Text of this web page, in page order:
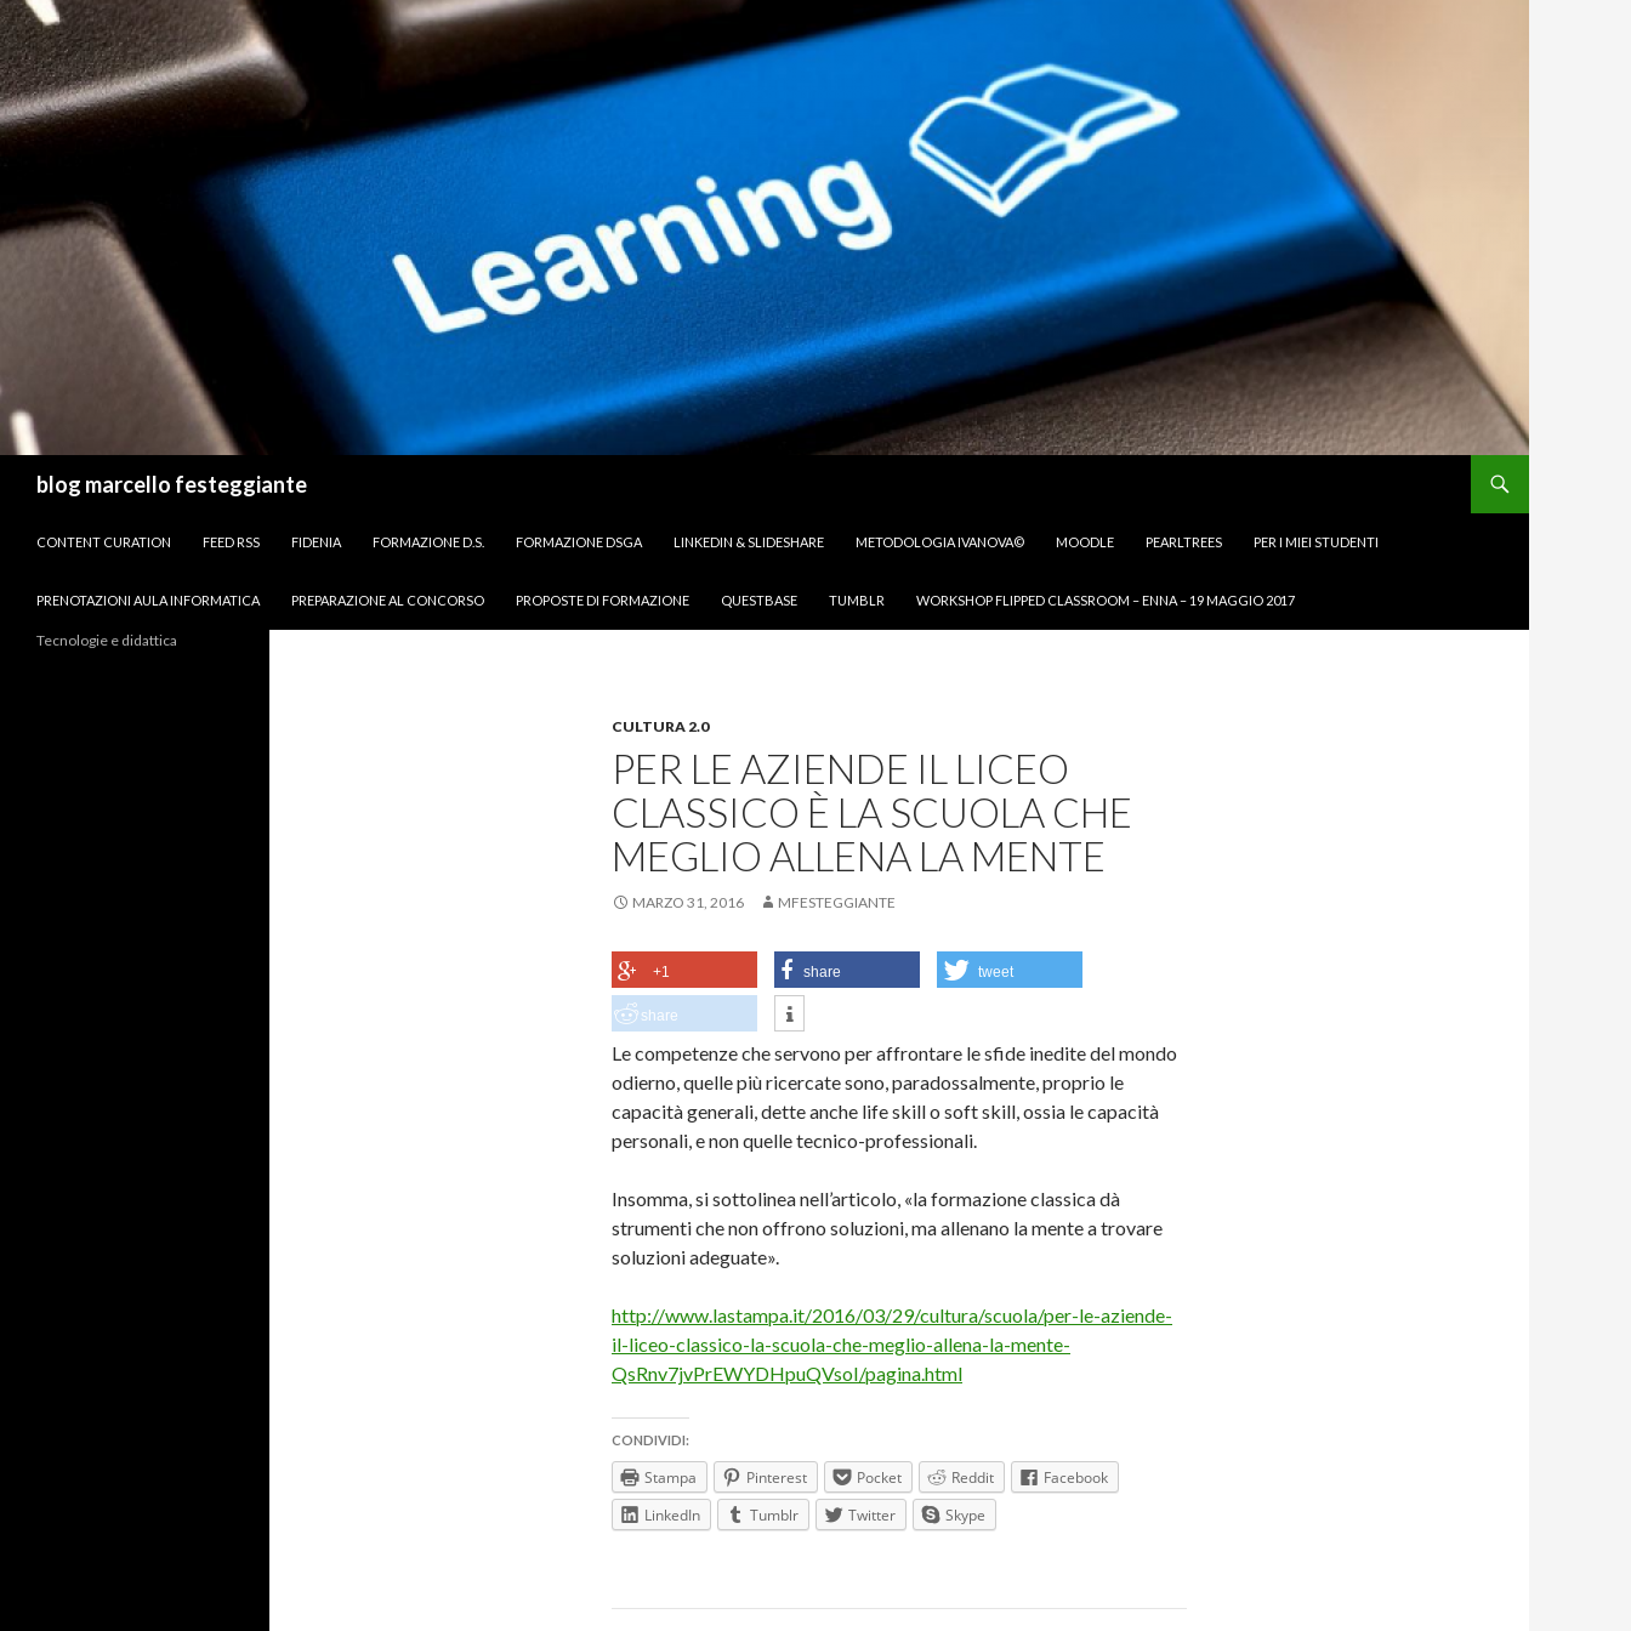
blog marcello festeggiante
CONTENT CURATION
FEED RSS FIDENIA FORMAZIONE D.S. FORMAZIONE DSGA LINKEDIN & SLIDESHARE METODOLOGIA IVANOVA© MOODLE PEARLTREES PER I MIEI STUDENTI
PRENOTAZIONI AULA INFORMATICA PREPARAZIONE AL CONCORSO PROPOSTE DI FORMAZIONE QUESTBASE TUMBLR WORKSHOP FLIPPED CLASSROOM – ENNA – 19 MAGGIO 2017
CULTURA 2.0
PER LE AZIENDE IL LICEO
CLASSICO È LA SCUOLA CHE
MEGLIO ALLENA LA MENTE
MARZO 31, 2016 MFESTEGGIANTE
+1 share tweet
share
Le competenze che servono per affrontare le sfide inedite del mondo
odierno, quelle più ricercate sono, paradossalmente, proprio le
capacità generali, dette anche life skill o soft skill, ossia le capacità
personali, e non quelle tecnico-professionali.
Insomma, si sottolinea nell’articolo, «la formazione classica dà
strumenti che non offrono soluzioni, ma allenano la mente a trovare
soluzioni adeguate».
http://www.lastampa.it/2016/03/29/cultura/scuola/per-le-aziende-
il-liceo-classico-la-scuola-che-meglio-allena-la-mente-
QsRnv7jvPrEWYDHpuQVsoI/pagina.html
CONDIVIDI:
Stampa Pinterest Pocket Reddit
Facebook
LinkedIn
Tumblr Twitter Skype
Tecnologie e didattica